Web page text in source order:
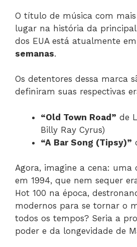
O título de música com mais
lugar na história da
dos EUA está atualmente
semanas.
Os detentores dessa marca
definiram suas respectivas
“Old Town Road” de
Billy Ray Cyrus)
“A Bar Song (Tipsy)”
Agora, imagine a cena: uma
em 1994, que nem sequer
Hot 100 na época,
modernos para se tornar o
todos os tempos? Seria a
poder e da longevidade de